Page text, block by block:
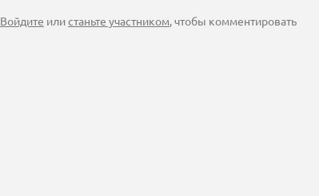
Войдите илистаньте участником, чтобы комментировать